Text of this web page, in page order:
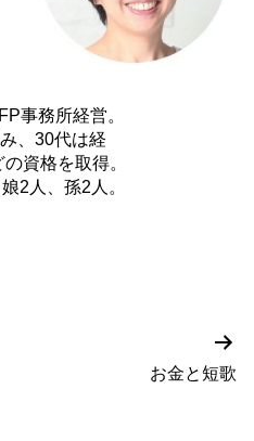
事務所経営。
、30代は経
資格を取得。
2人、孫2人。
次
の
投
お金と短歌